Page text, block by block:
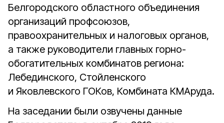
Белгородского областного объединения
организаций профсоюзов,
правоохранительных и налоговых органов,
а также руководители главных горно-
обогатительных комбинатов региона:
Лебединского, Стойленского
и Яковлевского ГОКов, Комбината КМАруда.
На заседании были озвучены данные